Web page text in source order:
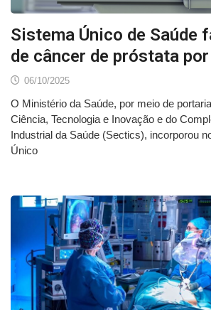
Sistema Único de Saúde
de câncer de próstata
06/10/2025
O Ministério da Saúde, por meio de
Ciência, Tecnologia e Inovação e do
Industrial da Saúde (Sectics), incorporou
Único